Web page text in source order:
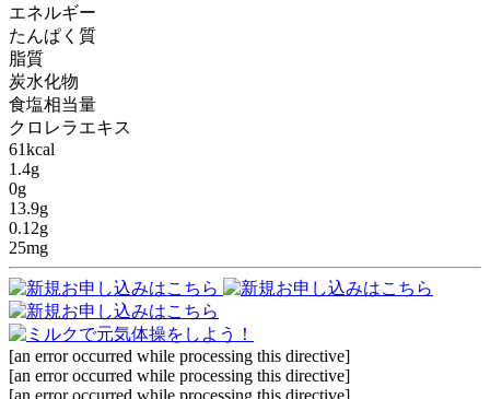
エネルギー
たんぱく質
脂質
炭水化物
食塩相当量
クロレラエキス
61kcal
1.4g
0g
13.9g
0.12g
25mg
[an error occurred while processing this directive]
[an error occurred while processing this directive]